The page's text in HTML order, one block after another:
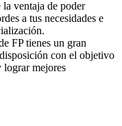
la ventaja de poder
a tus necesidades e
FP tienes un gran
con el objetivo
lograr mejores